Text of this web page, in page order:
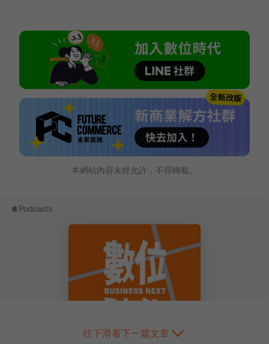
本網站內容未經允許，不得轉載。
往下滑看下一篇文章